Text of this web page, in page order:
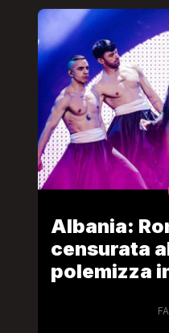
Albania:
censurata
polemizza